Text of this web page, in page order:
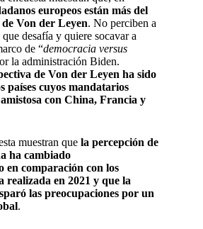
europeos están más del
Von der Leyen. No perciben a
desafía y quiere socavar a
de “democracia versus
la administración Biden.
de Von der Leyen ha sido
países cuyos mandatarios
con China, Francia y
muestran que la percepción de
ha cambiado
en comparación con los
realizada en 2021 y que la
las preocupaciones por un
.